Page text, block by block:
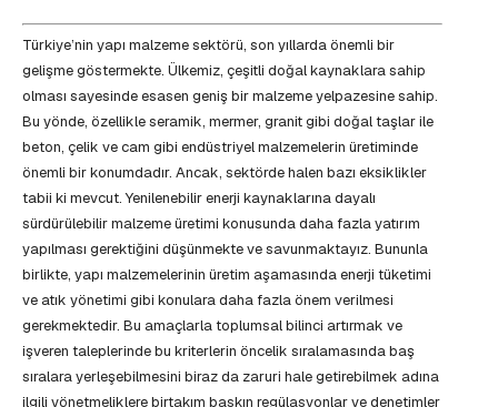
Türkiye’nin yapı malzeme sektörü, son yıllarda önemli bir
gelişme göstermekte. Ülkemiz, çeşitli doğal kaynaklara sahip
olması sayesinde esasen geniş bir malzeme yelpazesine sahip.
Bu yönde, özellikle seramik, mermer, granit gibi doğal taşlar ile
beton, çelik ve cam gibi endüstriyel malzemelerin üretiminde
önemli bir konumdadır. Ancak, sektörde halen bazı eksiklikler
tabii ki mevcut. Yenilenebilir enerji kaynaklarına dayalı
sürdürülebilir malzeme üretimi konusunda daha fazla yatırım
yapılması gerektiğini düşünmekte ve savunmaktayız. Bununla
birlikte, yapı malzemelerinin üretim aşamasında enerji tüketimi
ve atık yönetimi gibi konulara daha fazla önem verilmesi
gerekmektedir. Bu amaçlarla toplumsal bilinci artırmak ve
işveren taleplerinde bu kriterlerin öncelik sıralamasında baş
sıralara yerleşebilmesini biraz da zaruri hale getirebilmek adına
ilgili yönetmeliklere birtakım baskın regülasyonlar ve denetimler